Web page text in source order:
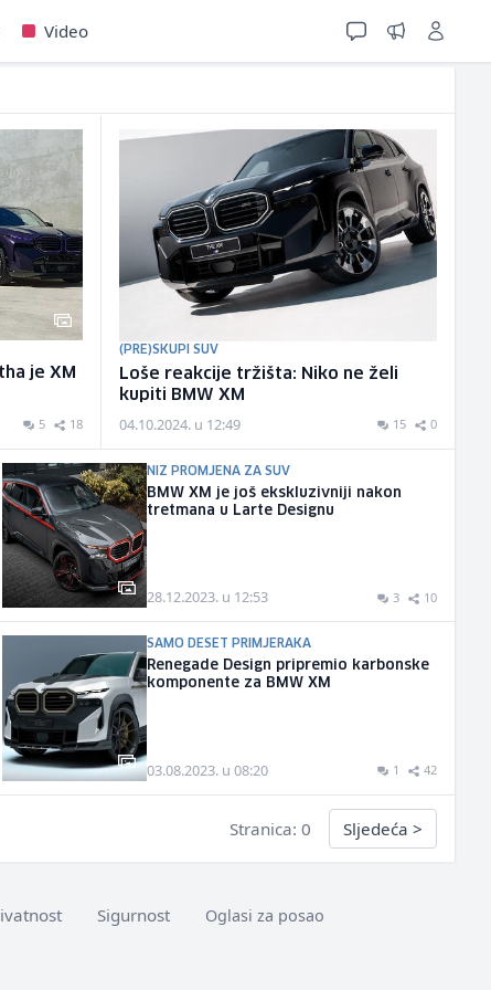
Video
je XM
5 18
(PRE)SKUPI SUV
Loše reakcije tržišta: Niko ne želi
kupiti BMW XM
04.10.2024. u 12:49 15 0
NIZ PROMJENA ZA SUV
BMW XM je još ekskluzivniji nakon
tretmana u Larte Designu
28.12.2023. u 12:53 3 10
SAMO DESET PRIMJERAKA
Renegade Design pripremio karbonske
komponente za BMW XM
03.08.2023. u 08:20 1 42
Stranica: 0 Sljedeća >
Sigurnost Oglasi za posao